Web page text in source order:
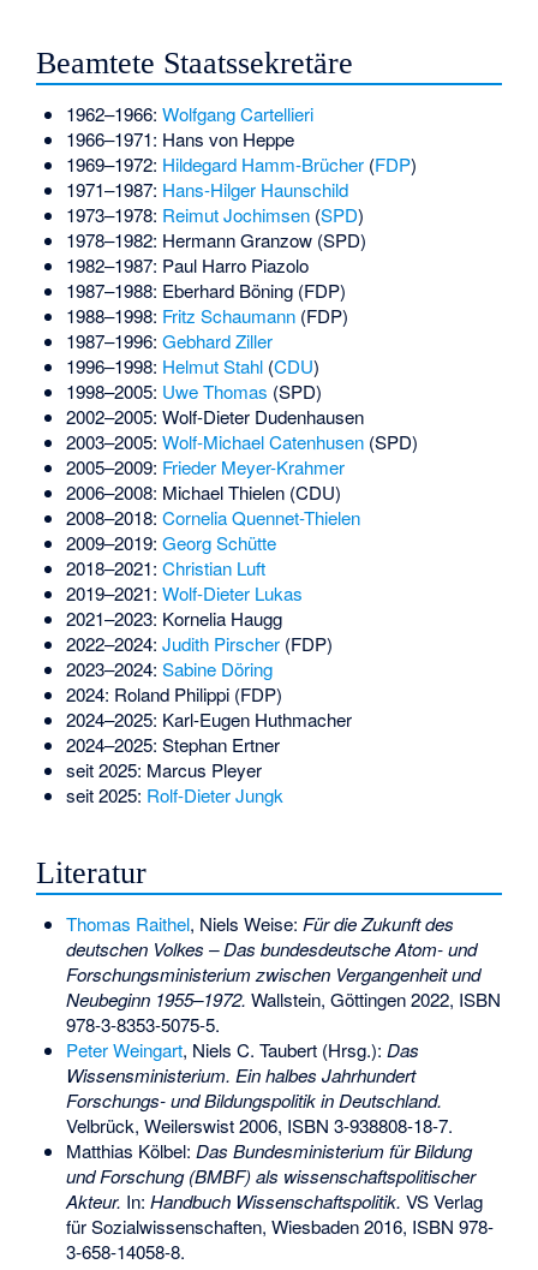
Beamtete Staatssekretäre
1962–1966: Wolfgang Cartellieri
1966–1971: Hans von Heppe
1969–1972: Hildegard Hamm-Brücher(FDP)
1971–1987: Hans-Hilger Haunschild
1973–1978: Reimut Jochimsen(SPD)
1978–1982: Hermann Granzow(SPD)
1982–1987: Paul Harro Piazolo
1987–1988: Eberhard Böning(FDP)
1988–1998: Fritz Schaumann(FDP)
1987–1996: Gebhard Ziller
1996–1998: Helmut Stahl(CDU)
1998–2005: Uwe Thomas (SPD)
2002–2005: Wolf-Dieter Dudenhausen
2003–2005: Wolf-Michael Catenhusen(SPD)
2005–2009: Frieder Meyer-Krahmer
2006–2008: Michael Thielen(CDU)
2008–2018: Cornelia Quennet-Thielen
2009–2019: Georg Schütte
2018–2021: Christian Luft
2019–2021: Wolf-Dieter Lukas
2021–2023: Kornelia Haugg
2022–2024: Judith Pirscher(FDP)
2023–2024: Sabine Döring
2024: Roland Philippi(FDP)
2024–2025: Karl-Eugen Huthmacher
2024–2025: Stephan Ertner
seit 2025: Marcus Pleyer
seit 2025: Rolf-Dieter Jungk
Literatur
Thomas Raithel, Niels Weise: Für die Zukunft des
deutschen Volkes – Das bundesdeutsche Atom- und
Forschungsministerium zwischen Vergangenheit und
Neubeginn 1955–1972. Wallstein, Göttingen 2022, ISBN
978-3-8353-5075-5.
Peter Weingart, Niels C. Taubert (Hrsg.): Das
Wissensministerium. Ein halbes Jahrhundert
Forschungs- und Bildungspolitik in Deutschland.
Velbrück, Weilerswist 2006, ISBN 3-938808-18-7.
Matthias Kölbel: Das Bundesministerium für Bildung
und Forschung (BMBF) als wissenschaftspolitischer
Akteur. In: Handbuch Wissenschaftspolitik. VS Verlag
für Sozialwissenschaften, Wiesbaden 2016, ISBN 978-
3-658-14058-8.